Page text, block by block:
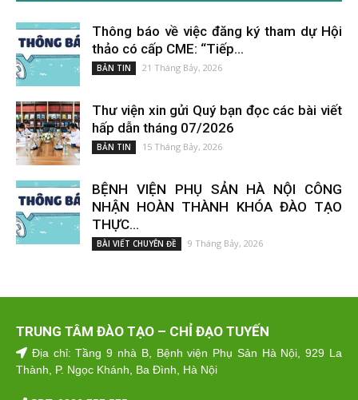
Thông báo về việc đăng ký tham dự Hội
thảo có cấp CME: “Tiếp...
BẢN TIN 21 Tháng Bảy, 2026
Thư viện xin gửi Quý bạn đọc các bài viết
hấp dẫn tháng 07/2026
BẢN TIN 15 Tháng Bảy, 2026
BỆNH VIỆN PHỤ SẢN HÀ NỘI CÔNG
NHẬN HOÀN THÀNH KHÓA ĐÀO TẠO
THỰC...
BÀI VIẾT CHUYÊN ĐỀ 9 Tháng Bảy, 2026
TRUNG TÂM ĐÀO TẠO – CHỈ ĐẠO TUYẾN
Địa chỉ: Tầng 9 nhà B, Bệnh viện Phụ Sản Hà Nội, 929 La
Thành, P. Ngọc Khánh, Ba Đình, Hà Nội